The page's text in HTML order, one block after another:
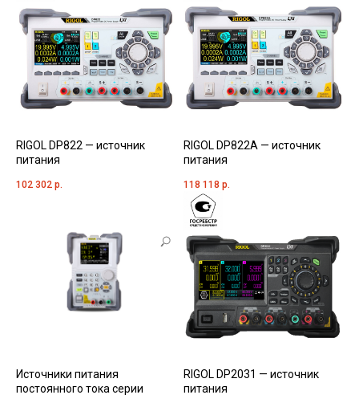
RIGOL DP822 — источник
питания
102 302 р.
RIGOL DP822A — источник
питания
118 118 р.
Источники питания
постоянного тока серии
RIGOL DP2031 — источник
питания